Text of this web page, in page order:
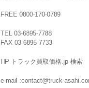
FREE 0800-170-0789
TEL 03-6895-7788
FAX 03-6895-7733
HP トラック買取価格.jp 検索
e-mail :contact@truck-